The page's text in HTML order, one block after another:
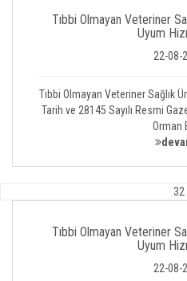
Tıbbi Olmayan Veteriner
Uyum
22-08-
Tıbbi Olmayan Veteriner Sağlık
Tarih ve 28145 Sayılı Resmi
Orman
32
Tıbbi Olmayan Veteriner
Uyum
22-08-